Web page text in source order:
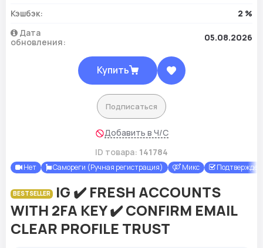
Кэшбэк:
2 %
Дата
обновления:
05.08.2026
Купить
Подписаться
Добавить в Ч/С
ID товара: 141784
Нет Самореги (Ручная регистрация) Микс
BESTSELLER
IG ✔️ FRESH ACCOUNTS
WITH 2FA KEY ✔️ CONFIRM EMAIL
CLEAR PROFILE TRUST